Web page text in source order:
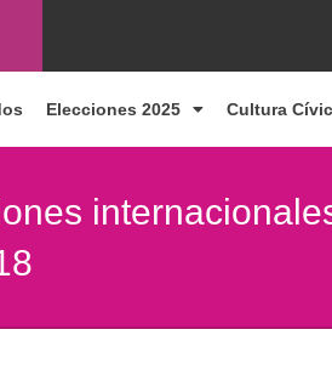
Elecciones 2025 Cultura